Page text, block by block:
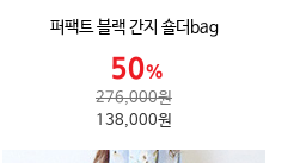
퍼팩트 블랙 간지 숄더bag
276,000원
138,000원